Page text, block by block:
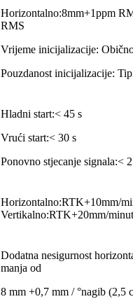
Horizontalno:8mm+1ppm
RMS
Vrijeme inicijalizacije:
Pouzdanost inicijalizacije:
Hladni start:< 45 s
Vrući start:< 30 s
Ponovno stjecanje signala:<
Horizontalno:RTK+10mm/
Vertikalno:RTK+20mm/
Dodatna nesigurnost
manja od
8 mm +0,7 mm / °nagib (2,5